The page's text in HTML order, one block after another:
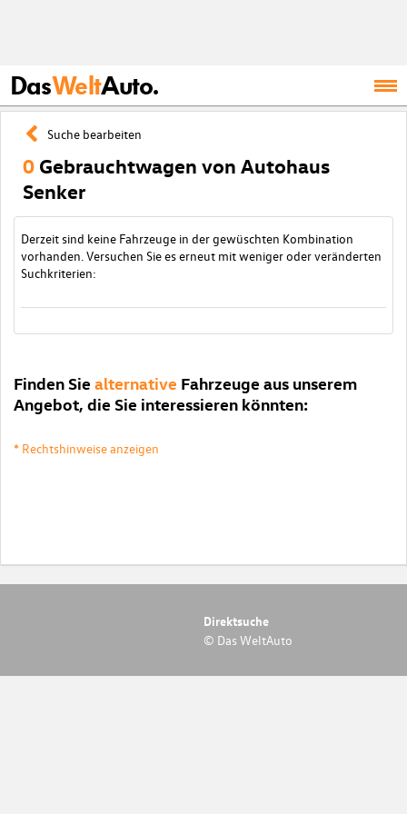
DasWeltAuto.
Suche bearbeiten
0 Gebrauchtwagen von Autohaus
Senker
Derzeit sind keine Fahrzeuge in der gewüschten Kombination
vorhanden. Versuchen Sie es erneut mit weniger oder veränderten
Suchkriterien:
Finden Sie alternative Fahrzeuge aus unserem
Angebot, die Sie interessieren könnten:
* Rechtshinweise anzeigen
Direktsuche
© Das WeltAuto